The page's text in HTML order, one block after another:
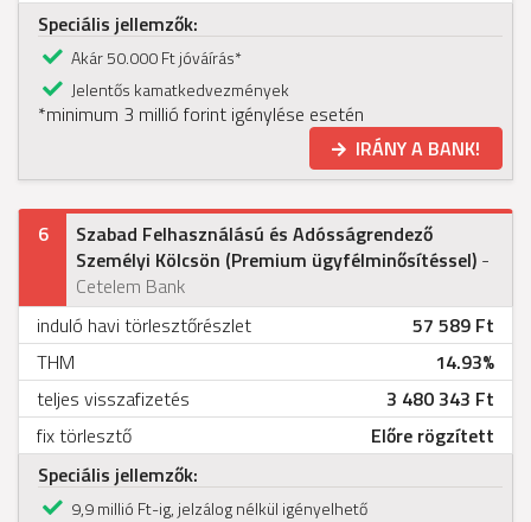
Speciális jellemzők:
Akár 50.000 Ft jóváírás*
Jelentős kamatkedvezmények
*minimum 3 millió forint igénylése esetén
IRÁNY A BANK!
6
Szabad Felhasználású és Adósságrendező
Személyi Kölcsön (Premium ügyfélminősítéssel) -
Cetelem Bank
57 589 Ft
induló havi törlesztőrészlet
14.93%
THM
3 480 343 Ft
teljes visszafizetés
Előre rögzített
fix törlesztő
Speciális jellemzők:
9,9 millió Ft-ig, jelzálog nélkül igényelhető